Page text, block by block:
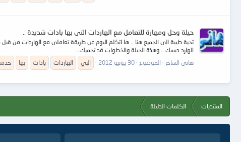
حيلة وحل ومهارة للتعامل مع الهاردات التى بها بادات شديدة ..
تحية طيبة الى الجميع هنا .. ها اتكلم اليوم عن طريقة تعاملى مع الهاردات من
الهارد ديسك .. وهذة الحيلة والخطوات قد تحميك...
هانى الساحر
الموضوع 30 يونيو 2012 البي الهاردات بادات بها
المنتديات الكلمات الدليلة